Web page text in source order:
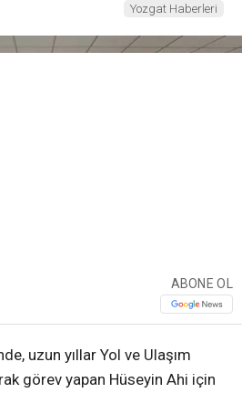
Yozgat Haberleri
ABONE OL
uzun yıllar Yol ve Ulaşım
görev yapan Hüseyin Ahi için